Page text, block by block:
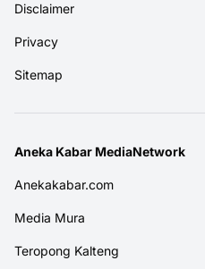
Disclaimer
Privacy
Sitemap
Aneka Kabar MediaNetwork
Anekakabar.com
Media Mura
Teropong Kalteng